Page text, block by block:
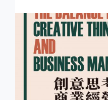
增
設
課
程】
課
程
報
你